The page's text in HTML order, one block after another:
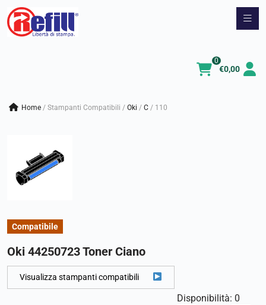
Vai
€0,00
0
Home / Stampanti Compatibili / oki / c / 110
Compatibile
Oki 44250723 Toner Ciano
Visualizza stampanti compatibili
Disponibilità: 0